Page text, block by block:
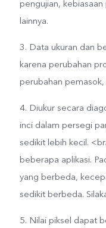
pengujian,
lainnya.
3. Data ukuran dan
karena perubahan
perubahan
4. Diukur secara
inci dalam persegi
sedikit lebih kecil.
beberapa aplikasi.
yang berbeda,
sedikit berbeda.
5. Nilai piksel dapat